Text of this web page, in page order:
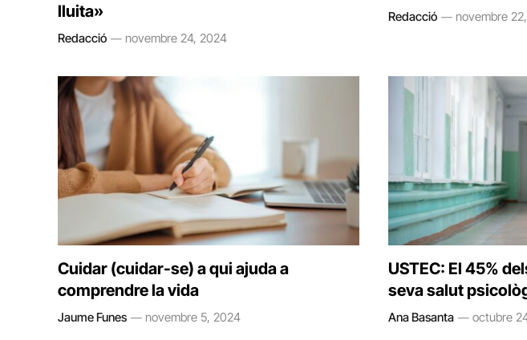
lluita»
Redacció novembre 24, 2024
Redacció novembre
Cuidar (cuidar-se) a qui ajuda a
comprendre la vida
Jaume Funes novembre 5, 2024
USTEC: El 45%
seva salut
Ana Basanta octubre